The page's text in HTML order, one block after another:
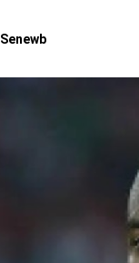
Senewb